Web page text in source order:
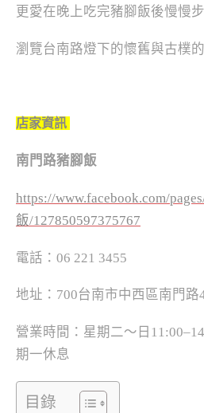
更愛在晚上吃完豬腳飯後慢慢
瀏覽台南路燈下的懷舊與古樸的
店家資訊
南門路豬腳飯
https://www.facebook.com/
飯/127850597375767
電話：06 221 3455
地址：700台南市中西區南門路
營業時間：星期二～日
期一休息
目錄